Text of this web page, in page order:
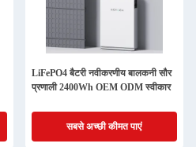
LiFePO4 बैटरी नवीकरणीय बालकनी सौर
प्रणाली 2400Wh OEM ODM स्वीकार
सबसे अच्छी कीमत पाएं